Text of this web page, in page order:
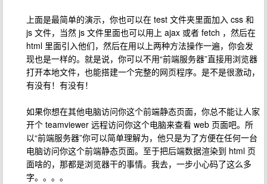
上面是最简单的演示，你也可以在 test 文件夹里面加入 css 和
js 文件，当然 js 文件里面也可以用上 ajax 或者 fetch ，然后在
html 里面引入他们，然后在用以上两种方法操作一遍，你会发
现也是一样的。就是说，你可以不用“前端服务器”直接用浏览器
打开本地文件，也能搭建一个完整的网页程序。是不是很激动，
有没有！有没有！
如果你想在其他电脑访问你这个前端静态页面，你总不能让人家
开个 teamviewer 远程访问你这个电脑来查看 web 页面吧。所
以“前端服务器”你可以简单理解为，他只是为了方便在任何一台
电脑访问你这个前端静态页面。至于把后端数据渲染到 html 页
面啥的，那都是浏览器干的事情。我去，一步小心码了这么多
字。。。。